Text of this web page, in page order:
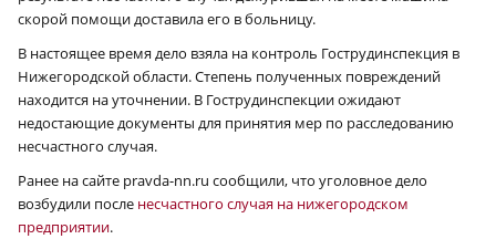
скорой помощи доставила его в больницу.
В настоящее время дело взяла на контроль Гострудинспекция в
Нижегородской области. Степень полученных повреждений
находится на уточнении. В Гострудинспекции ожидают
недостающие документы для принятия мер по расследованию
несчастного случая.
Ранее на сайте pravda-nn.ru сообщили, что уголовное дело
возбудили после несчастного случая на нижегородском
предприятии.